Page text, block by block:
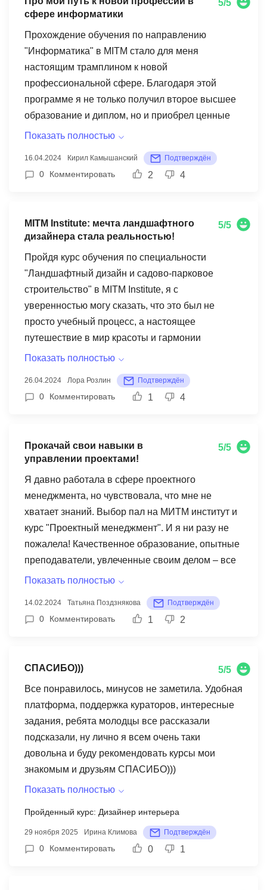
сфере информатики
5/5
Прохождение обучения по направлению
"Информатика" в MITM стало для меня
настоящим трамплином к новой
профессиональной сфере. Благодаря этой
программе я не только получил второе высшее
образование и диплом, но и приобрел ценные
знания и навыки, которые уже сейчас применяю
выразить преподавательскому составу MITM.
Это настоящие профессионалы своего дела,
энтузиазмом и верой в силы каждого студента.
Обучение в MITM стало для меня не просто
учебным процессом, а настоящим
путешествием в мир информационных
технологий. Всем, кто хочет получить
качественное образование в сфере
информатики и открыть для себя новые
возможности, я рекомендую MITM!
Показать полностью
16.04.2024 Кирил Камышанский Подтверждён
0 Комментировать 2 4
MITM Institute: мечта ландшафтного
дизайнера стала реальностью!
5/5
Пройдя курс обучения по специальности
"Ландшафтный дизайн и садово-парковое
строительство" в MITM Institute, я с
уверенностью могу сказать, что это был не
просто учебный процесс, а настоящее
путешествие в мир красоты и гармонии
природы. MITM покорил меня своим идеальным
знания не просто легли на бумагу, но и были
воплощены в жизнь во время практических
Щедро делясь своим опытом, они зажгли в
каждом из нас огонек творческого вдохновения.
Индивидуальный подход к каждому студенту
создал атмосферу поддержки и взаимопомощи,
что сделало процесс обучения еще более
плодотворным. Я ни разу не пожалела о
времени, проведенном в MITM.
Показать полностью
26.04.2024 Лора Розлин Подтверждён
0 Комментировать 1 4
Прокачай свои навыки в
управлении проектами!
5/5
Я давно работала в сфере проектного
менеджмента, но чувствовала, что мне не
хватает знаний. Выбор пал на МИТМ институт и
курс "Проектный менеджмент". И я ни разу не
пожалела! Качественное образование, опытные
преподаватели, увлеченные своим делом – все
это дало мне мощный толчок к развитию.
в своих силах!
Показать полностью
14.02.2024 Татьяна Поздзнякова Подтверждён
0 Комментировать 1 2
СПАСИБО)))
5/5
Все понравилось, минусов не заметила. Удобная
платформа, поддержка кураторов, интересные
задания, ребята молодцы все рассказали
подсказали, ну лично я всем очень таки
довольна и буду рекомендовать курсы мои
знакомым и друзьям СПАСИБО)))
Показать полностью
Пройденный курс: Дизайнер интерьера
29 ноября 2025 Ирина Климова Подтверждён
0 Комментировать 0 1